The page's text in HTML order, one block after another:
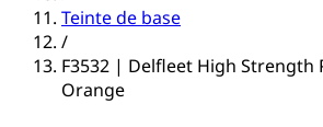
Teinte de base
/
F3532 | Delfleet High Strength
Orange